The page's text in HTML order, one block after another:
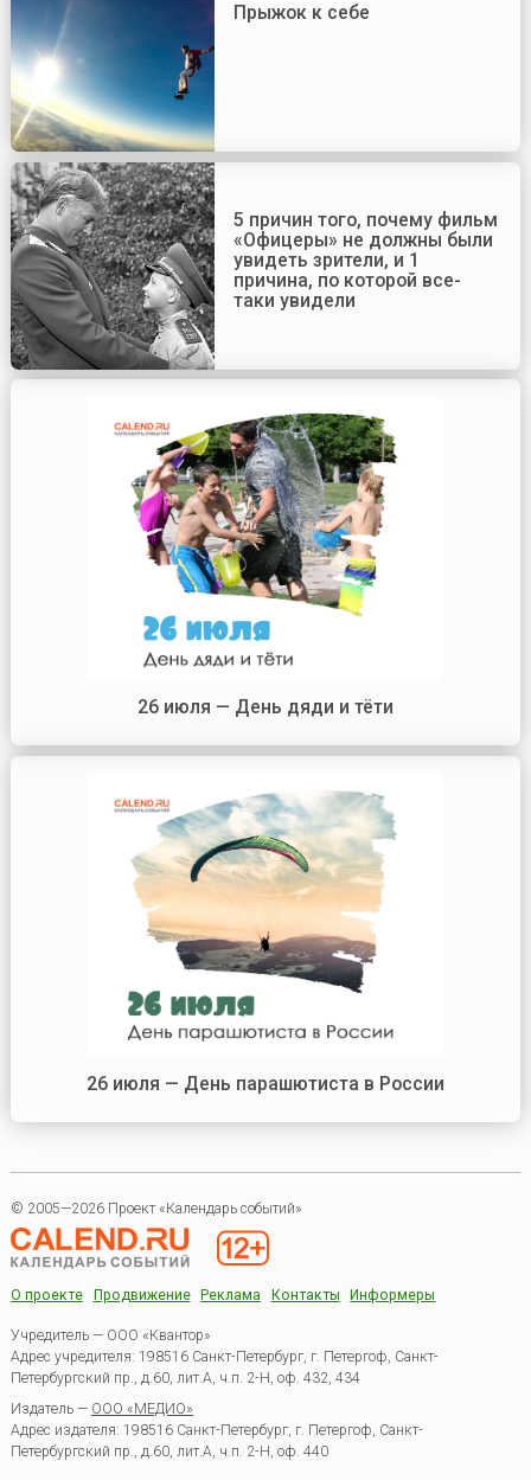
Прыжок к себе
5 причин того, почему фильм
«Офицеры» не должны были
увидеть зрители, и 1
причина, по которой все-
таки увидели
26 июля — День дяди и тёти
26 июля — День парашютиста в России
© 2005—2026 Проект «Календарь событий»
О проекте Продвижение Реклама Контакты Информеры
Учредитель — ООО «Квантор»
Адрес учредителя: 198516 Санкт-Петербург, г. Петергоф, Санкт-
Петербургский пр., д.60, лит.А, ч.п. 2-Н, оф. 432, 434
Издатель — ООО «МЕДИО»
Адрес издателя: 198516 Санкт-Петербург, г. Петергоф, Санкт-
Петербургский пр., д.60, лит.А, ч.п. 2-Н, оф. 440